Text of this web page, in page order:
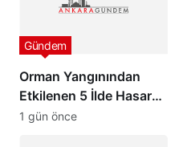
Orman Yangınından
Etkilenen 5 İlde Hasar
Tespit Çalışmaları
Gündem
1 gün önce